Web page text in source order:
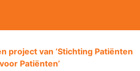
project van ‘Stichting Patiënten
voor Patiënten’